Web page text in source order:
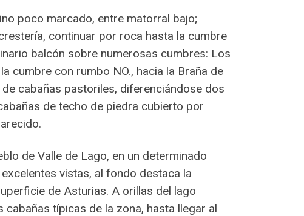
poco marcado, entre matorral bajo;
continuar por roca hasta la cumbre
balcón sobre numerosas cumbres: Los
cumbre con rumbo NO., hacia la Braña de
cabañas pastoriles, diferenciándose dos
de techo de piedra cubierto por
de Valle de Lago, en un determinado
vistas, al fondo destaca la
de Asturias. A orillas del lago
típicas de la zona, hasta llegar al